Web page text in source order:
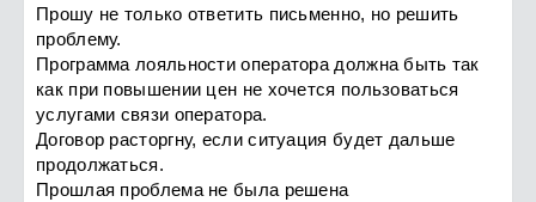
Прошу не только ответить письменно, но решить
проблему.
Программа лояльности оператора должна быть так
как при повышении цен не хочется пользоваться
услугами связи оператора.
Договор расторгну, если ситуация будет дальше
продолжаться.
Прошлая проблема не была решена